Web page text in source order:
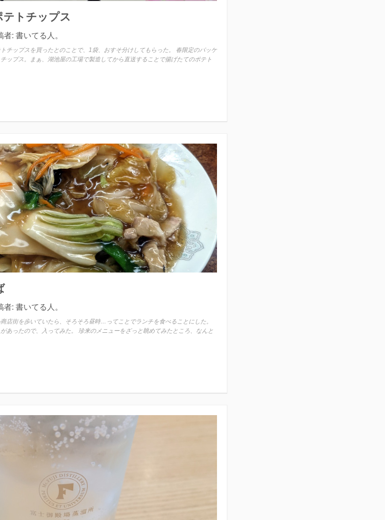
テトチップス
者: 書いてる人。
チップスを買ったとのことで、1袋、おすそ分けしてもらった。 春限定のパッケ
ップス。まぁ、湖池屋の工場で製造してから直送することで揚げたてのポテト
者: 書いてる人。
店街を歩いていたら、そろそろ昼時…ってことでランチを食べることにした。
あったので、入ってみた。 珍来のメニューをざっと眺めてみたところ、なんと